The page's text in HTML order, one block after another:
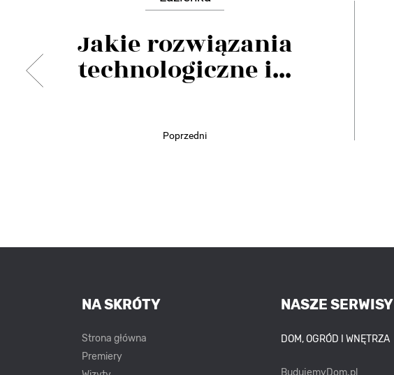
Jakie rozwiązania
technologiczne i...
Poprzedni
NASZE SERWISY
DOM, OGRÓD I WNĘTRZA
NA SKRÓTY
Strona główna
Premiery